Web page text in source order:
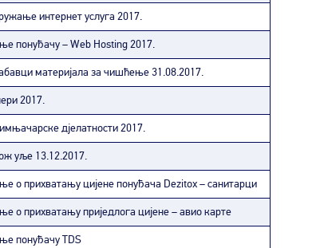
интернет услуга 2017.
понуђачу – Web Hosting 2017.
материјала за чишћење 31.08.2017.
2017.
дјелатности 2017.
уље 13.12.2017.
о прихватању цијене понуђача Dezitox – санитарци
о прихватању приједлога цијене – авио карте
понуђачу TDS